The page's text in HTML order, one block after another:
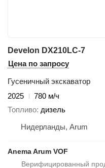
Develon DX210LC-7
Цена по запросу
Гусеничный экскаватор
2025
780 м/ч
Топливо дизель
Нидерланды, Arum
Anema Arum VOF